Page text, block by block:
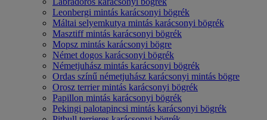
Leonbergi mintás karácsonyi bögrék
Máltai selyemkutya mintás karácsonyi bögrék
Masztiff mintás karácsonyi bögrék
Mopsz mintás karácsonyi bögre
Német dogos karácsonyi bögrék
Németjuhász mintás karácsonyi bögrék
Ordas színű németjuhász karácsonyi mintás bögre
Orosz terrier mintás karácsonyi bögrék
Papillon mintás karácsonyi bögrék
Pekingi palotapincsi mintás karácsonyi bögrék